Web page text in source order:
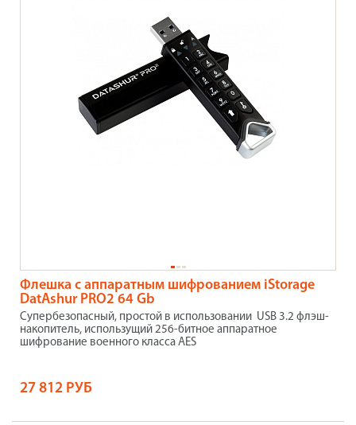
Флешка с аппаратным шифрованием iStorage
DatAshur PRO2 64 Gb
Супербезопасный, простой в использовании USB 3.2 флэш-
накопитель, использущий 256-битное аппаратное
шифрование военного класса AES
27 812 РУБ